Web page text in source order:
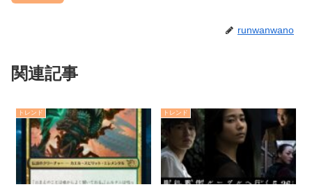
runwanwano
関連記事
トレンド トレンド